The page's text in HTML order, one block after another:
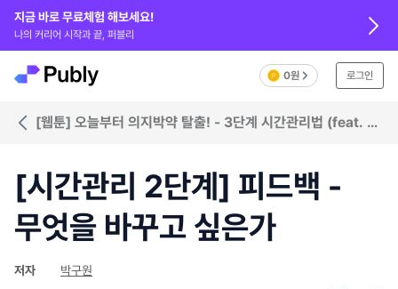
지금 바로 무료체험 해보세요!
나의 커리어 시작과 끝, 퍼블리
0원 로그인
[웹툰] 오늘부터 의지박약 탈출! - 3단계 시간관리법 (feat. 툴
[시간관리 2단계] 피드백 -
무엇을 바꾸고 싶은가
저자 박구원